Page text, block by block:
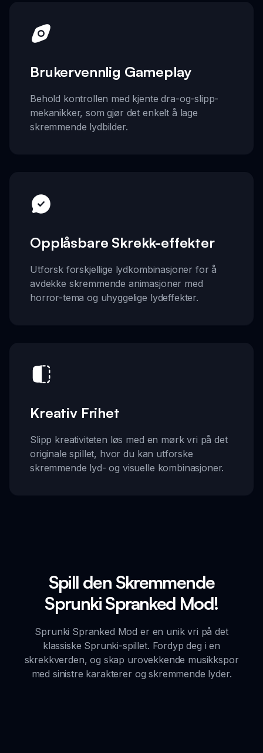
Brukervennlig Gameplay
Behold kontrollen med kjente dra-og-slipp-
mekanikker, som gjør det enkelt å lage
skremmende lydbilder.
Opplåsbare Skrekk-effekter
Utforsk forskjellige lydkombinasjoner for å
avdekke skremmende animasjoner med
horror-tema og uhyggelige lydeffekter.
Kreativ Frihet
Slipp kreativiteten løs med en mørk vri på det
originale spillet, hvor du kan utforske
skremmende lyd- og visuelle kombinasjoner.
Spill den Skremmende
Sprunki Spranked Mod!
Sprunki Spranked Mod er en unik vri på det
klassiske Sprunki-spillet. Fordyp deg i en
skrekkverden, og skap urovekkende musikkspor
med sinistre karakterer og skremmende lyder.